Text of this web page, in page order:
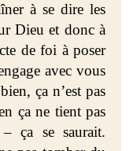
à se dire les
Dieu et donc à
de foi à poser
avec vous
ça n’est pas
ça ne tient pas
ça se saurait.